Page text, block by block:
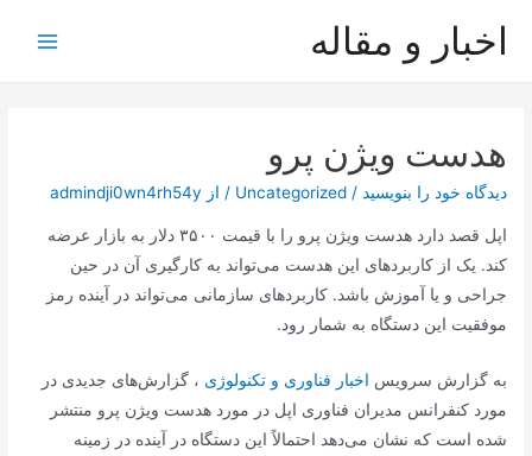
اخبار و مقاله
هدست ویژن پرو
دیدگاه‌ خود را بنویسید /
Uncategorized / از admindji0wn4rh54y
اپل قصد دارد هدست ویژن پرو را با قیمت ۳۵۰۰ دلار به بازار عرضه
کند. یک از کاربردهای این هدست می‌تواند به کارگیری آن در حین
جراحی و یا آموزش باشد. کاربردهای سازمانی می‌تواند در آینده رمز
موفقیت این دستگاه به شمار رود.
به گزارش سرویس اخبار فناوری و تکنولوژی ، گزارش‌های جدیدی در
مورد کنفرانس مدیران فناوری اپل در مورد هدست ویژن پرو منتشر
شده است که نشان می‌دهد احتمالاً این دستگاه در آینده در زمینه